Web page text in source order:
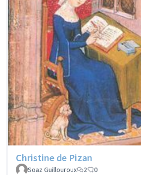
Christine de Pizan
Soaz Guillouroux 2 0